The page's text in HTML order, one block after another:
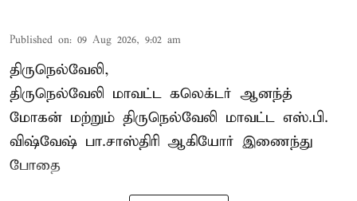
Published on: 09 Aug 2026, 9:02 am
திருநெல்வேலி,
திருநெல்வேலி மாவட்ட கலெக்டர் ஆனந்த்
மோகன் மற்றும் திருநெல்வேலி மாவட்ட எஸ்.பி.
விஷ்வேஷ் பா.சாஸ்திரி ஆகியோர் இணைந்து
போதை